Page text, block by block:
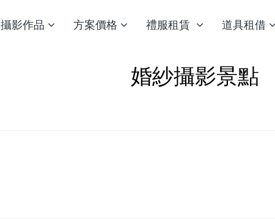
攝影作品 方案價格 禮服租賃 道具租借
婚紗攝影景點